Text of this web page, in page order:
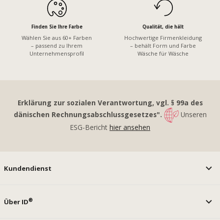
Finden Sie Ihre Farbe
Wählen Sie aus 60+ Farben
– passend zu Ihrem
Unternehmensprofil
Qualität, die hält
Hochwertige Firmenkleidung
– behält Form und Farbe
Wäsche für Wäsche
Erklärung zur sozialen Verantwortung, vgl. § 99a des
dänischen Rechnungsabschlussgesetzes".
Unseren
ESG-Bericht hier ansehen
Kundendienst
Über ID®